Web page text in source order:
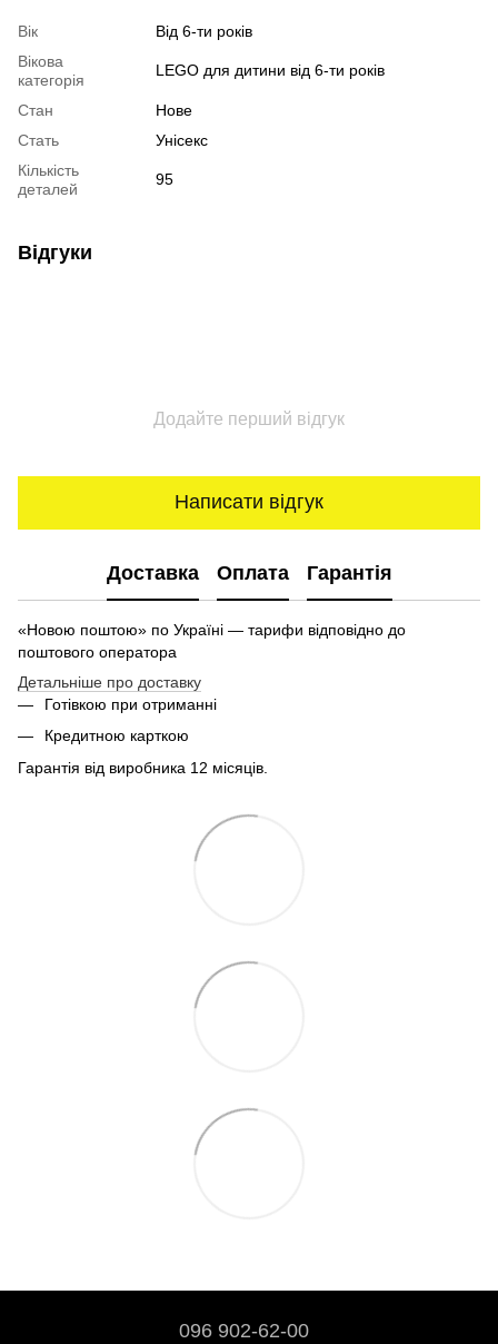
Вік
Від 6-ти років
Вікова
категорія
LEGO для дитини від 6-ти років
Стан
Нове
Стать
Унісекс
Кількість
деталей
95
Відгуки
Додайте перший відгук
Написати відгук
Доставка Оплата Гарантія
«Новою поштою» по Україні — тарифи відповідно до
поштового оператора
Детальніше про доставку
Готівкою при отриманні
Кредитною карткою
Гарантія від виробника 12 місяців.
096 902-62-00